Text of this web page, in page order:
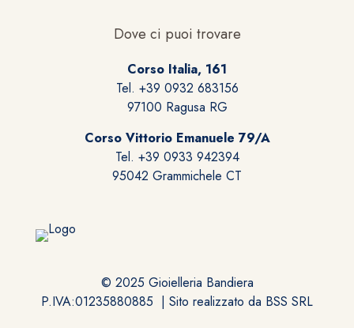
Dove ci puoi trovare
Corso Italia, 161
Tel. +39 0932 683156
97100 Ragusa RG
Corso Vittorio Emanuele 79/A
Tel. +39 0933 942394
95042 Grammichele CT
© 2025 Gioielleria Bandiera
P.IVA:01235880885 | Sito realizzato da BSS SRL